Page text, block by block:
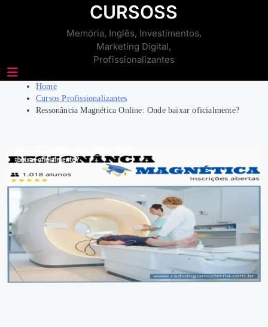
CURSOSS
Memória, Inglês, Investimentos,
Marketing Digital,
Profissionalizantes
Home
Cursos Profissionalizantes
Ressonância Magnética Online: Onde baixar oficialmente?